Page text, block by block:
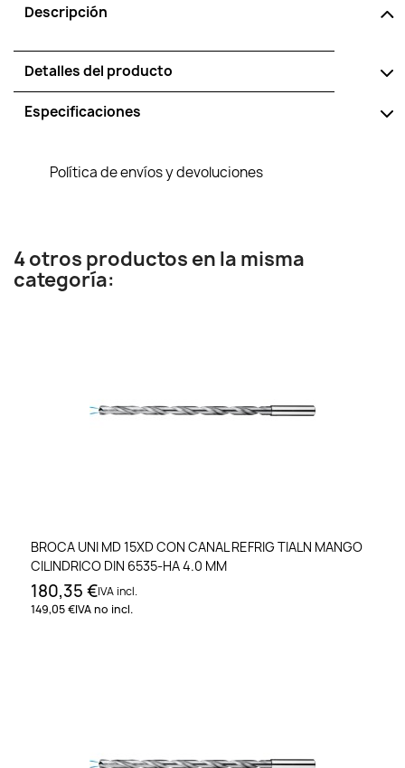
Descripción
Detalles del producto
Especificaciones
Política de envíos y devoluciones
4 otros productos en la misma
categoría:
BROCA UNI MD 15XD CON CANAL REFRIG TIALN MANGO
CILINDRICO DIN 6535-HA 4.0 MM
180,35 €IVA incl.
149,05 €IVA no incl.